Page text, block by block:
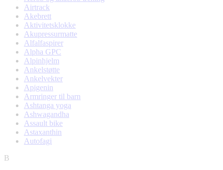
Airtrack
Akebrett
Aktivitetsklokke
Akupressurmatte
Alfalfaspirer
Alpha GPC
Alpinhjelm
Ankelstøtte
Ankelvekter
Apigenin
Armringer til barn
Ashtanga yoga
Ashwagandha
Assault bike
Astaxanthin
Autofagi
B